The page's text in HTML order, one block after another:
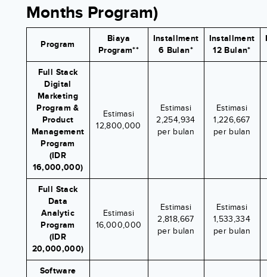
Months Program)
Program
Biaya
Program**
Installment
6 Bulan*
Installment
12 Bulan*
Full Stack
Digital
Marketing
Program &
Product
Management
Program
(IDR
16,000,000)
Estimasi
12,800,000
Estimasi
2,254,934
per bulan
Estimasi
1,226,667
per bulan
Full Stack
Data
Analytic
Program
(IDR
20,000,000)
Estimasi
16,000,000
Estimasi
2,818,667
per bulan
Estimasi
1,533,334
per bulan
Software